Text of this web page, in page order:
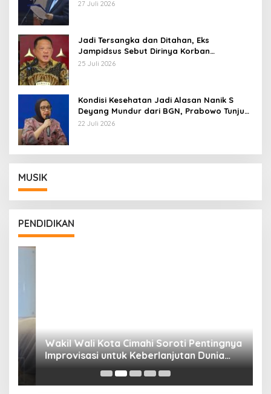
Pemberhentian dengan Hormat
27 Juli 2026
Jadi Tersangka dan Ditahan, Eks
Jampidsus Sebut Dirinya Korban
Kriminalisasi
25 Juli 2026
Kondisi Kesehatan Jadi Alasan Nanik S
Deyang Mundur dari BGN, Prabowo Tunjuk
Wamentan Sudaryono
22 Juli 2026
MUSIK
PENDIDIKAN
Wakil Wali Kota Cimahi Soroti Pentingnya
Improvisasi untuk Keberlanjutan Dunia
Pendidikan